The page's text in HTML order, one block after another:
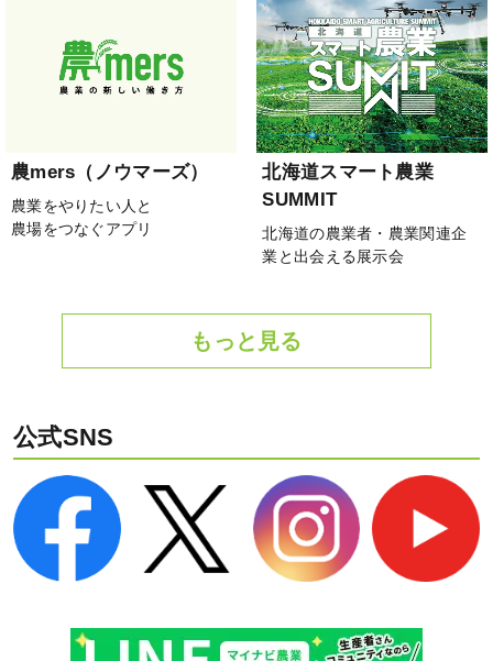
農mers（ノウマーズ）
農業をやりたい人と
農場をつなぐアプリ
北海道スマート農業
SUMMIT
北海道の農業者・農業関連企
業と出会える展示会
もっと見る
公式SNS